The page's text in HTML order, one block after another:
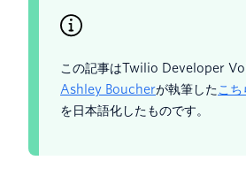
この記事はTwilio Developer
Ashley Boucherが執筆したこち
を日本語化したものです。